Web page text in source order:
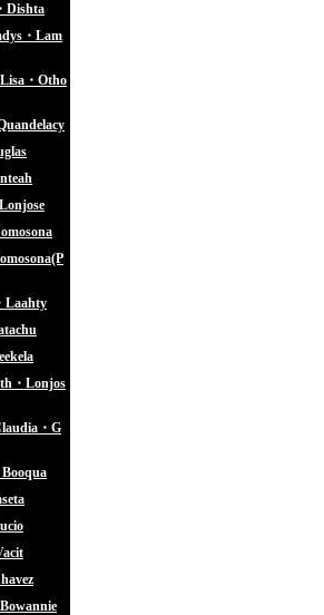
Dishta
・Lam
・Otho
Laahty
・Lonjos
・G